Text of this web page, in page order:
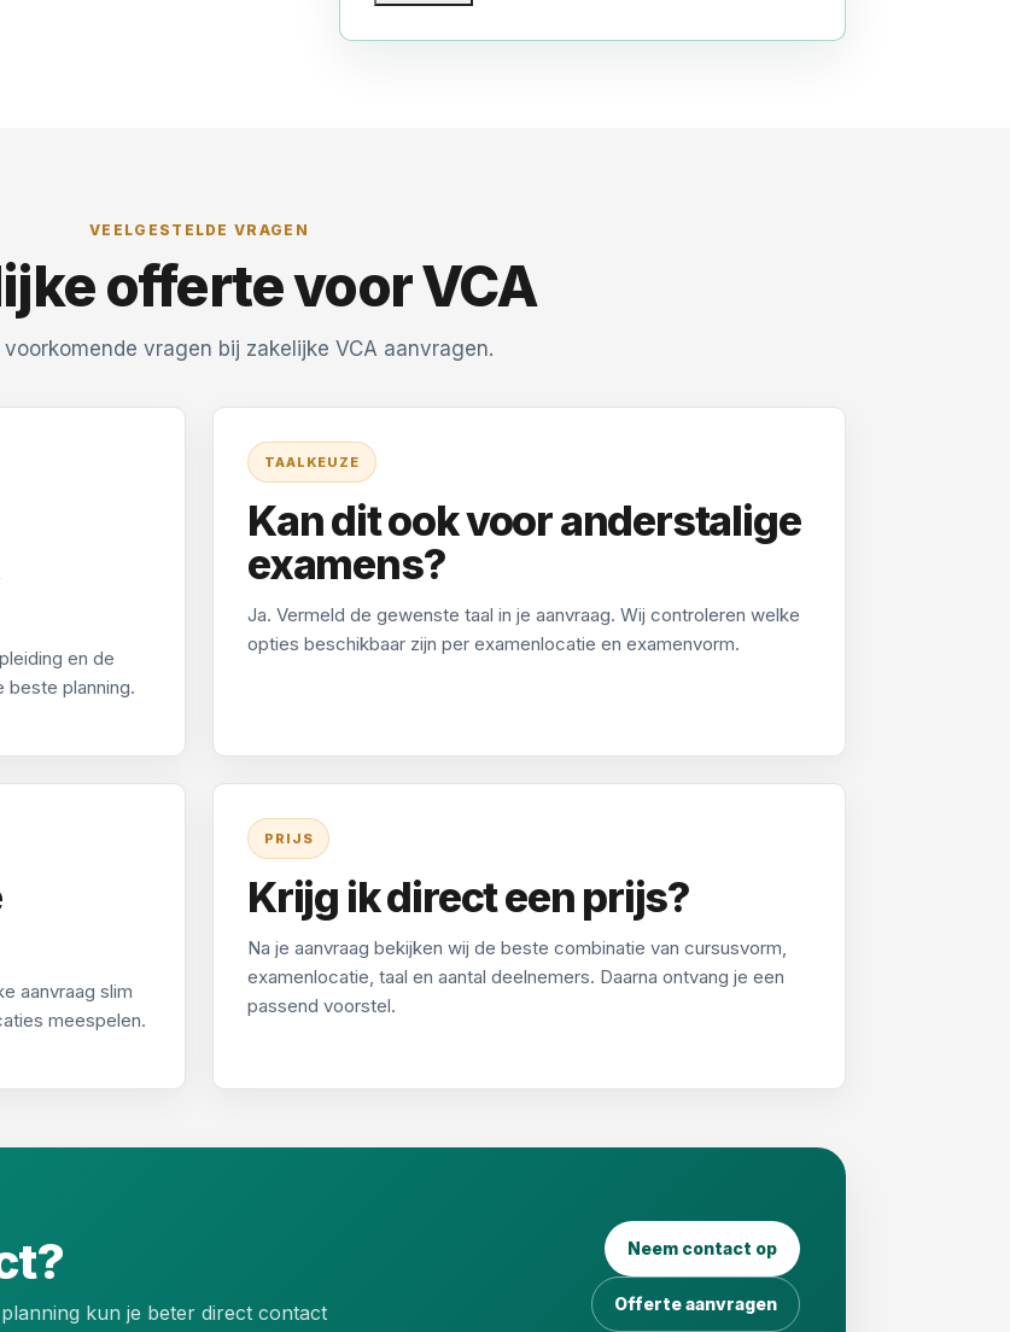
VEELGESTELDE VRAGEN
offerte voor VCA
voorkomende vragen bij zakelijke VCA aanvragen.
en de
beste planning.
TAALKEUZE
Kan dit ook voor anderstalige
examens?
Ja. Vermeld de gewenste taal in je aanvraag. Wij controleren welke
opties beschikbaar zijn per examenlocatie en examenvorm.
aanvraag slim
meespelen.
PRIJS
Krijg ik direct een prijs?
Na je aanvraag bekijken wij de beste combinatie van cursusvorm,
examenlocatie, taal en aantal deelnemers. Daarna ontvang je een
passend voorstel.
kun je beter direct contact
Neem contact op
Offerte aanvragen